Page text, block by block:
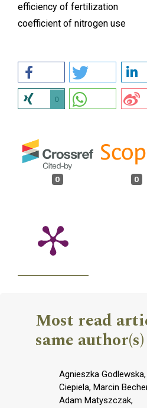
efficiency of fertilization
coefficient of nitrogen use
0
0 0
Most read
same author(s)
Agnieszka
Ciepiela, Marcin
Adam Matyszczak,